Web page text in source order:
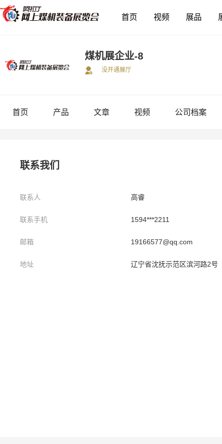
首页 视频 展品
煤机展企业-8
没开通展厅
首页 产品 文章 视频 公司档案
联系我们
联系人 高睿
联系手机 1594***2211
邮箱 19166577@qq.com
地址 辽宁省沈抚示范区滨河路2号